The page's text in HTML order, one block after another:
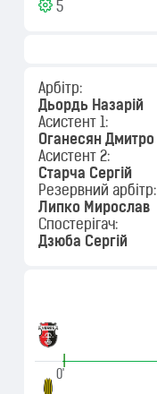
5
Арбітр:
Дьордь Назарій
Асистент 1:
Оганесян Дмитро
Асистент 2:
Старча Сергій
Резервний арбітр:
Липко Мирослав
Спостерігач:
Дзюба Сергій
|
0'